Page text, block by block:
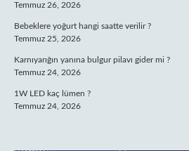
Temmuz 26, 2026
Bebeklere yoğurt hangi saatte verilir ?
Temmuz 25, 2026
Karnıyarığın yanına bulgur pilavı gider mi ?
Temmuz 24, 2026
1W LED kaç lümen ?
Temmuz 24, 2026